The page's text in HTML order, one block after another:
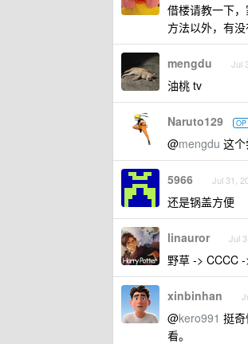
借楼请教一下
方法以外，有
mengdu Jul
油桃 tv
Naruto129 OP
@mengdu 这
5966 Jul 31,
还是锅盖方便
linauror Jul
野草 -> CCCC
xinbinhan
@kero991 挺
看。